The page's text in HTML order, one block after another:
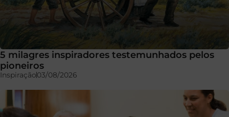
5 milagres inspiradores testemunhados pelos
pioneiros
Inspiração03/08/2026